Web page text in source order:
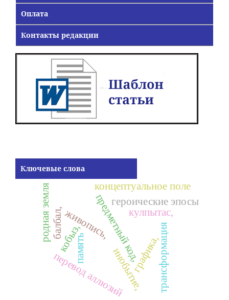
Оплата
Контакты редакции
Ключевые слова
живопись,
графика,
кобыз,
балбал, кулпытас,
предметный код,
инобытие,
память
перевод аллюзий трансформация
концептуальное поле
родная земля героические эпосы